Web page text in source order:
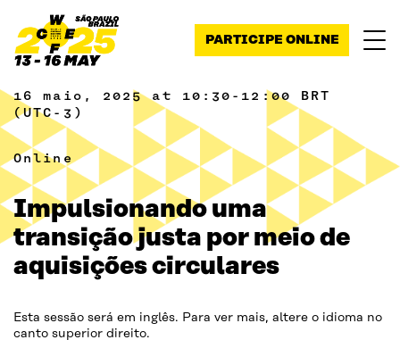
PARTICIPE ONLINE
16 maio, 2025 at 10:30-12:00 BRT
(UTC-3)
Online
Impulsionando uma
transição justa por meio de
aquisições circulares
Esta sessão será em inglês. Para ver mais, altere o idioma no
canto superior direito.